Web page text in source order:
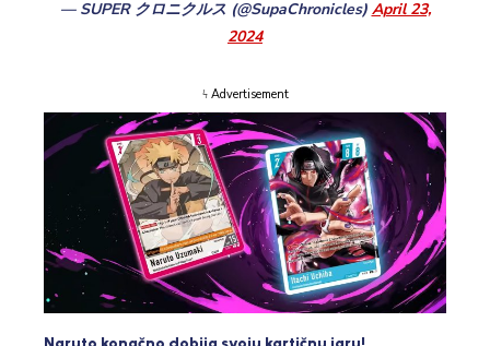
— SUPER クロニクルス (@SupaChronicles) April 23,
2024
ϟ Advertisement